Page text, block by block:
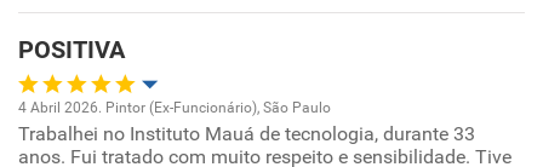
Recomenda esta empresa
Recomenda a diretoria
POSITIVA
Oportunidade de promoção
4 Abril 2026. Pintor (Ex-Funcionário), São Paulo
Trabalhei no Instituto Mauá de tecnologia, durante 33
anos. Fui tratado com muito respeito e sensibilidade. Tive